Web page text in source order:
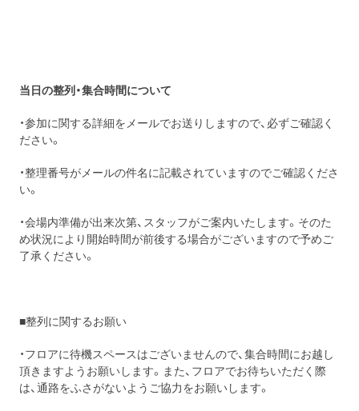
当日の整列・集合時間について
・参加に関する詳細をメールでお送りしますので、必ずご確認く
ださい。
・整理番号がメールの件名に記載されていますのでご確認くださ
い。
・会場内準備が出来次第、スタッフがご案内いたします。そのた
め状況により開始時間が前後する場合がございますので予めご
了承ください。
■整列に関するお願い
・フロアに待機スペースはございませんので、集合時間にお越し
頂きますようお願いします。また、フロアでお待ちいただく際
は、通路をふさがないようご協力をお願いします。